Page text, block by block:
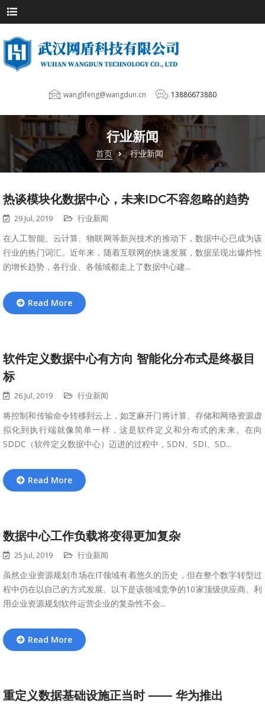
wanglifeng@wangdun.cn 13886673880
行业新闻
首页 行业新闻
热谈模块化数据中心，未来IDC不容忽略的趋势
29 Jul, 2019 行业新闻
在人工智能、云计算、物联网等新兴技术的推动下，数据中心已成为该
行业的热门词汇。近年来，随着互联网的快速发展，数据呈现出爆炸性
的增长趋势，各行业、各领域都走上了数据中心建...
Read More
软件定义数据中心有方向 智能化分布式是终极目
标
26 Jul, 2019 行业新闻
将控制和传输命令转移到云上，如芝麻开门将计算、存储和网络资源虚
拟化到执行端就像简单一样，这是软件定义和分布式的未来。在向
SDDC（软件定义数据中心）迈进的过程中，SDN、SDI、SD...
Read More
数据中心工作负载将变得更加复杂
25 Jul, 2019 行业新闻
虽然企业资源规划市场在IT领域有着悠久的历史，但在整个数字转型过
程中仍在以自己的方式发展。以下是该领域竞争的10家顶级供应商。利
用企业资源规划软件运营企业的复杂性不会...
Read More
重定义数据基础设施正当时 —— 华为推出